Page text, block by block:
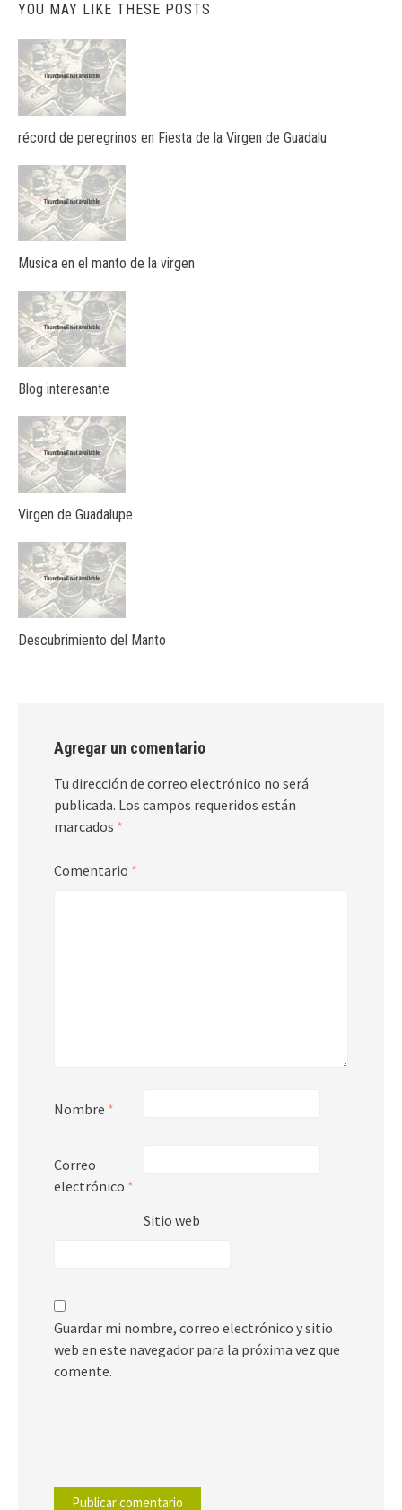
YOU MAY LIKE THESE POSTS
récord de peregrinos en Fiesta de la Virgen de Guadalu
Musica en el manto de la virgen
Blog interesante
Virgen de Guadalupe
Descubrimiento del Manto
Agregar un comentario
Tu dirección de correo electrónico no será
publicada. Los campos requeridos están
marcados *
Comentario *
Nombre *
Correo
electrónico *
Sitio web
Guardar mi nombre, correo electrónico y sitio
web en este navegador para la próxima vez que
comente.